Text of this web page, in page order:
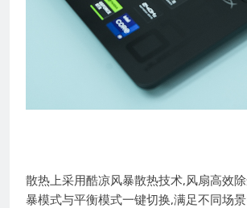
散热上采用酷凉风暴散热技术,风扇高效
暴模式与平衡模式一键切换,满足不同场景